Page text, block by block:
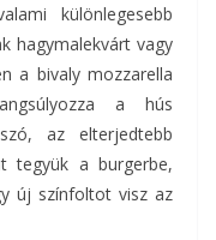
különlegesebb
hagymalekvárt vagy
a bivaly mozzarella
a hús
az elterjedtebb
tegyük a burgerbe,
új színfoltot visz az